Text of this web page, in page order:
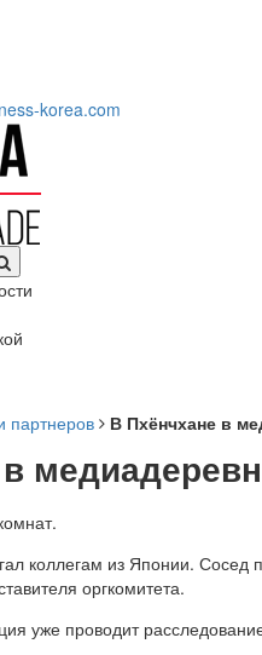
korea.com
партнеров В Пхёнчхане в
коллегам из Японии. Сосед
оргкомитета.
уже проводит